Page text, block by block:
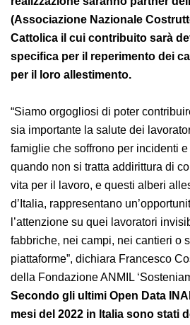
realizzazione saranno partner
(Associazione Nazionale
Cattolica il cui contribuito sarà
specifica per il reperimento dei
“Siamo orgogliosi di poter
quanto sia importante la salute
anche delle loro famiglie che
malattie professionali, quando
di congiunti che perdono la vita
alberi allestiti in tutte le Regioni
un’opportunità per richiamare
lavoratori invisibili: quelli nelle
cantieri o sono solo algoritmi su
Francesco Costantino,
ANMIL ‘Sosteniamoli subito’.